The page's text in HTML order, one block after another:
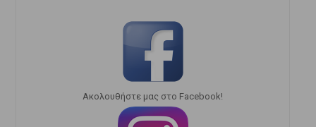
Ακολουθήστε μας στο Facebook!